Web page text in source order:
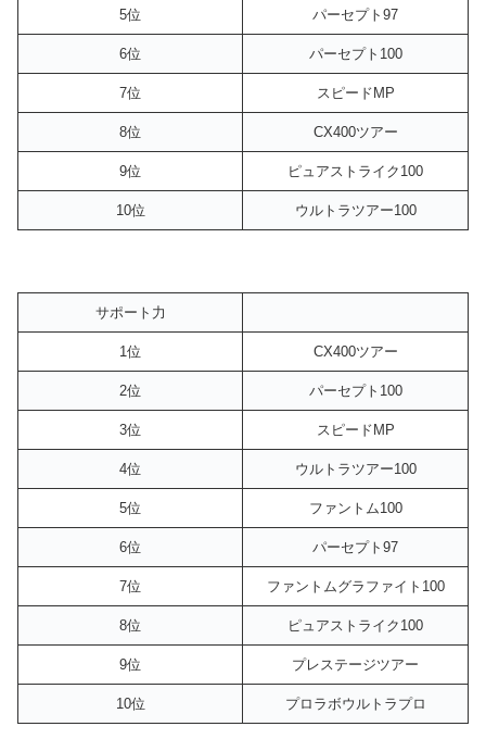
5位 パーセプト97
6位 パーセプト100
7位 スピードMP
8位 CX400ツアー
9位 ピュアストライク100
10位 ウルトラツアー100
サポート力
1位 CX400ツアー
2位 パーセプト100
3位 スピードMP
4位 ウルトラツアー100
5位 ファントム100
6位 パーセプト97
7位 ファントムグラファイト100
8位 ピュアストライク100
9位 プレステージツアー
10位 プロラボウルトラプロ